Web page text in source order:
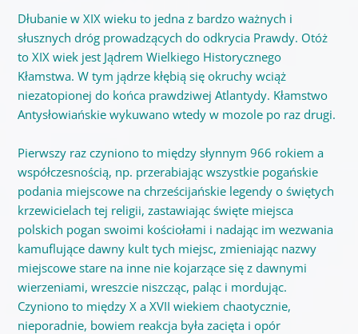
Dłubanie w XIX wieku to jedna z bardzo ważnych i
słusznych dróg prowadzących do odkrycia Prawdy. Otóż
to XIX wiek jest Jądrem Wielkiego Historycznego
Kłamstwa. W tym jądrze kłębią się okruchy wciąż
niezatopionej do końca prawdziwej Atlantydy. Kłamstwo
Antysłowiańskie wykuwano wtedy w mozole po raz drugi.
Pierwszy raz czyniono to między słynnym 966 rokiem a
współczesnością, np. przerabiając wszystkie pogańskie
podania miejscowe na chrześcijańskie legendy o świętych
krzewicielach tej religii, zastawiając święte miejsca
polskich pogan swoimi kościołami i nadając im wezwania
kamuflujące dawny kult tych miejsc, zmieniając nazwy
miejscowe stare na inne nie kojarzące się z dawnymi
wierzeniami, wreszcie niszcząc, paląc i mordując.
Czyniono to między X a XVII wiekiem chaotycznie,
nieporadnie, bowiem reakcja była zacięta i opór